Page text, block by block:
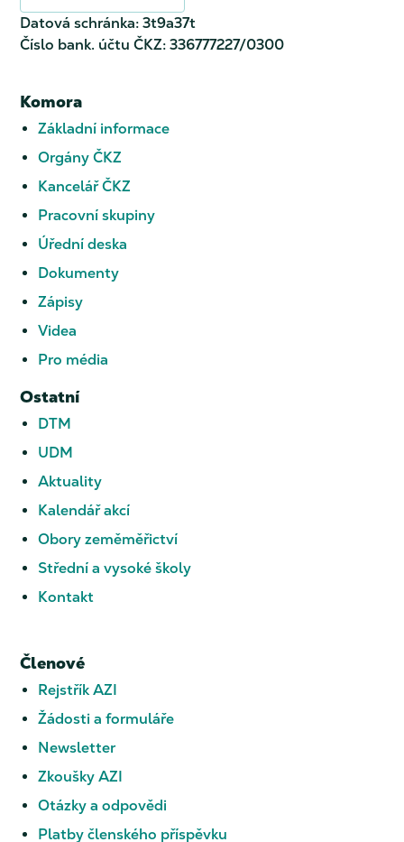
Datová schránka: 3t9a37t
Číslo bank. účtu ČKZ: 336777227/0300
Komora
Základní informace
Orgány ČKZ
Kancelář ČKZ
Pracovní skupiny
Úřední deska
Dokumenty
Zápisy
Videa
Pro média
Ostatní
DTM
UDM
Aktuality
Kalendář akcí
Obory zeměměřictví
Střední a vysoké školy
Kontakt
Členové
Rejstřík AZI
Žádosti a formuláře
Newsletter
Zkoušky AZI
Otázky a odpovědi
Platby členského příspěvku